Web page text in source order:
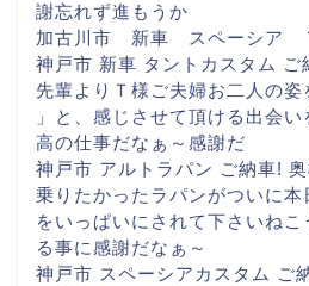
謝忘れず進もうか
加古川市 新車 スペーシア
神戸市 新車 タントカスタム ご
先輩より Ｔ様ご夫婦お二人の姿
」と、感じさせて頂ける出会い
高の仕事だなぁ～ 感謝だ
神戸市 アルトラパン ご納車!
乗りたかったラパンがついに本
をいっぱいに されて下さいね こ
る事に感謝だなぁ～
神戸市 スペーシアカスタム ご